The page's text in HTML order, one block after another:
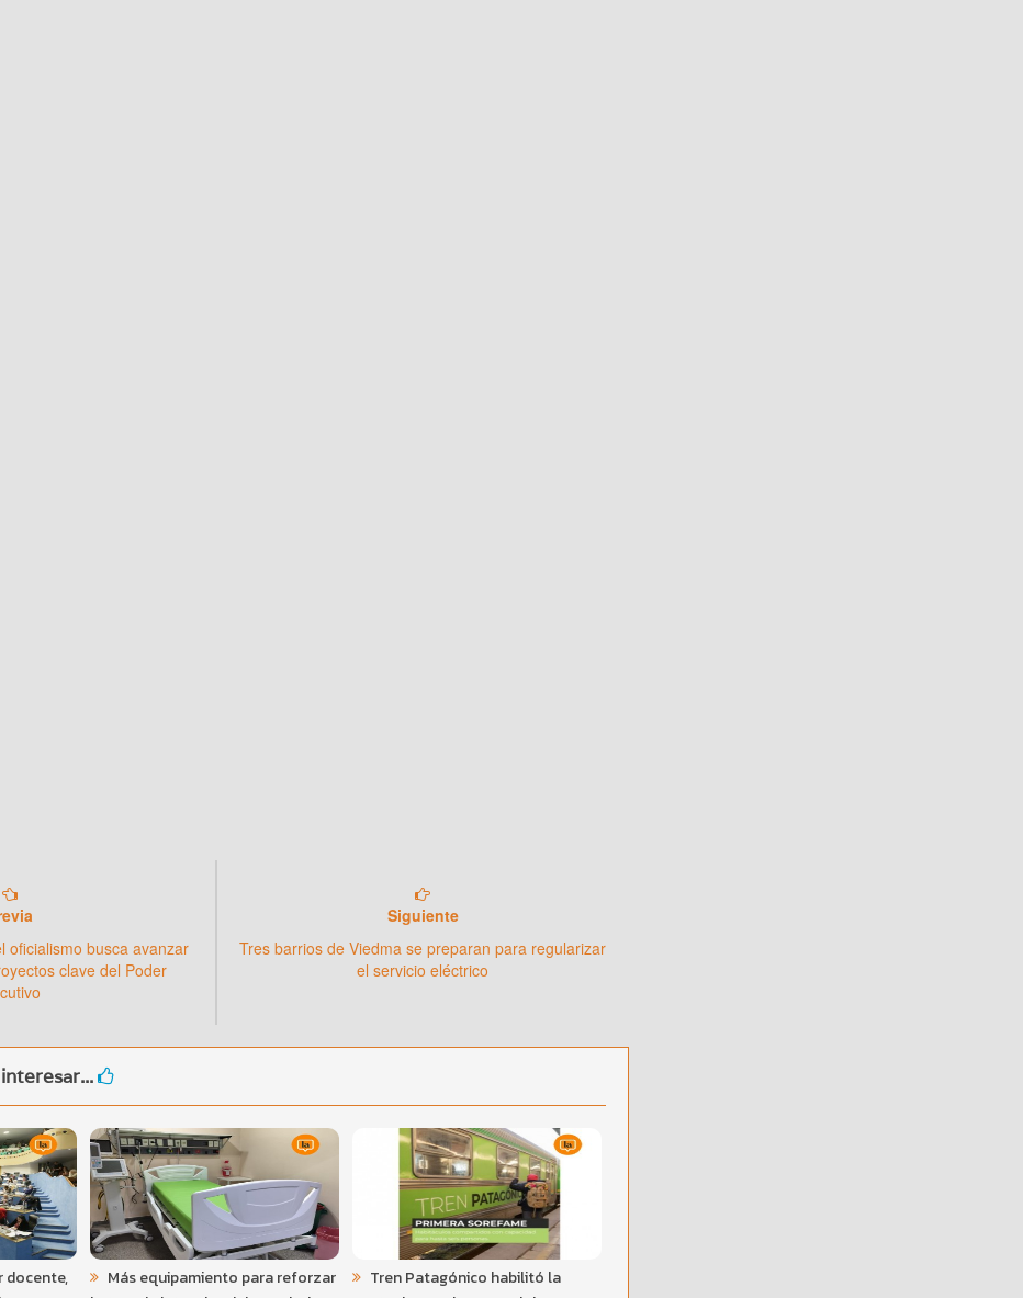
oficialismo busca avanzar
clave del Poder
Siguiente
Tres barrios de Viedma se preparan para regularizar
el servicio eléctrico
docente,
Más equipamiento para reforzar
Tren Patagónico habilitó la